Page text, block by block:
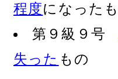
程度になった
第９級９号
失った もの